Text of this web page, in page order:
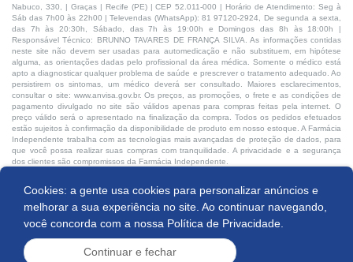
Produto indisponível
Cookies: a gente usa cookies para personalizar anúncios e
melhorar a sua experiência no site. Ao continuar navegando,
você concorda com a nossa Política de Privacidade.
Continuar e fechar
Nabuco, 330, | Graças | Recife (PE) | CEP 52.011-000 | Horário de Atendimento: Seg à
Sáb das 7h00 às 22h00 | Televendas (WhatsApp): 81 97120-2924, De segunda a sexta,
das 7h às 20:30h, Sábado, das 7h às 19:00h e Domingos das 8h às 18:00h |
Responsável Técnico: BRUNNO TAVARES DE FRANÇA SILVA. As informações contidas
neste site não devem ser usadas para automedicação e não substituem, em hipótese
alguma, as orientações dadas pelo profissional da área médica. Somente o médico está
apto a diagnosticar qualquer problema de saúde e prescrever o tratamento adequado. Ao
persistirem os sintomas, um médico deverá ser consultado. Maiores esclarecimentos,
consultar o site: www.anvisa.gov.br. Os preços, as promoções, o frete e as condições de
pagamento divulgado no site são válidos apenas para compras feitas pela internet. O
preço válido será o apresentado na finalização da compra. Todos os pedidos efetuados
estão sujeitos à confirmação da disponibilidade de produto em nosso estoque. A Farmácia
Independente trabalha com as tecnologias mais avançadas de proteção de dados, para
que você possa realizar suas compras com tranquilidade. A privacidade e a segurança
dos clientes são compromissos da Farmácia Independente.
Desenvolvido por: